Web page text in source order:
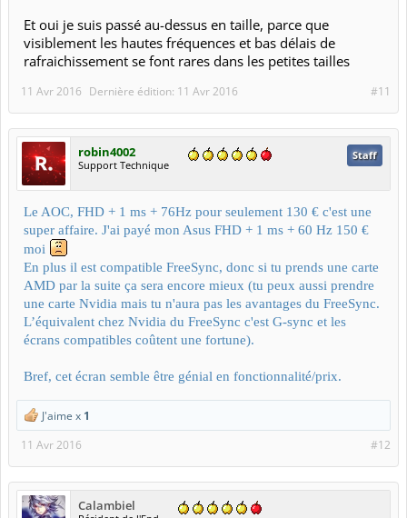
Et oui je suis passé au-dessus en taille, parce que
visiblement les hautes fréquences et bas délais de
rafraichissement se font rares dans les petites tailles
#11
11 Avr 2016 Dernière édition: 11 Avr 2016
robin4002
Support Technique
Staff
Le AOC, FHD + 1 ms + 76Hz pour seulement 130 € c'est une
super affaire. J'ai payé mon Asus FHD + 1 ms + 60 Hz 150 €
moi
En plus il est compatible FreeSync, donc si tu prends une carte
AMD par la suite ça sera encore mieux (tu peux aussi prendre
une carte Nvidia mais tu n'aura pas les avantages du FreeSync.
L’équivalent chez Nvidia du FreeSync c'est G-sync et les
écrans compatibles coûtent une fortune).
Bref, cet écran semble être génial en fonctionnalité/prix.
J'aime x 1
#12
11 Avr 2016
Calambiel